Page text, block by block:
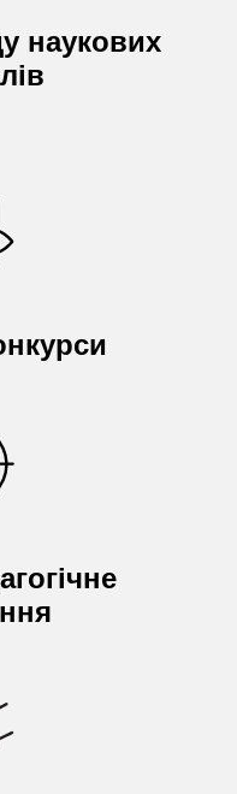
наукових